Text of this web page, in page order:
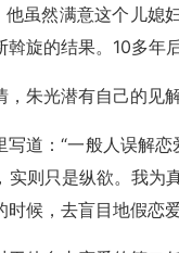
他虽然满意这个儿
斡旋的结果。10多年
，朱光潜有自己的见解
写道：“一般人误解
实则只是纵欲。我为
时候，去盲目地假恋